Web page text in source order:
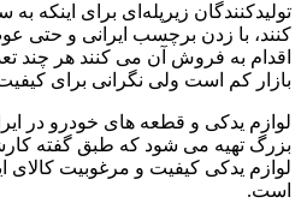
تولیدکنندگان زیرپله‌ای برای اینکه
کنند، با زدن برچسب ایرانی و حتی
اقدام به فروش آن می کنند هر چند
بازار کم است ولی نگرانی برای
لوازم یدکی و قطعه های خودرو در
بزرگ تهیه می شود که طبق گفته
لوازم یدکی کیفیت و مرغوبیت کالای
است.